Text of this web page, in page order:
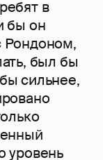
в
бы он
Рондоном,
был бы
сильнее,
уровень